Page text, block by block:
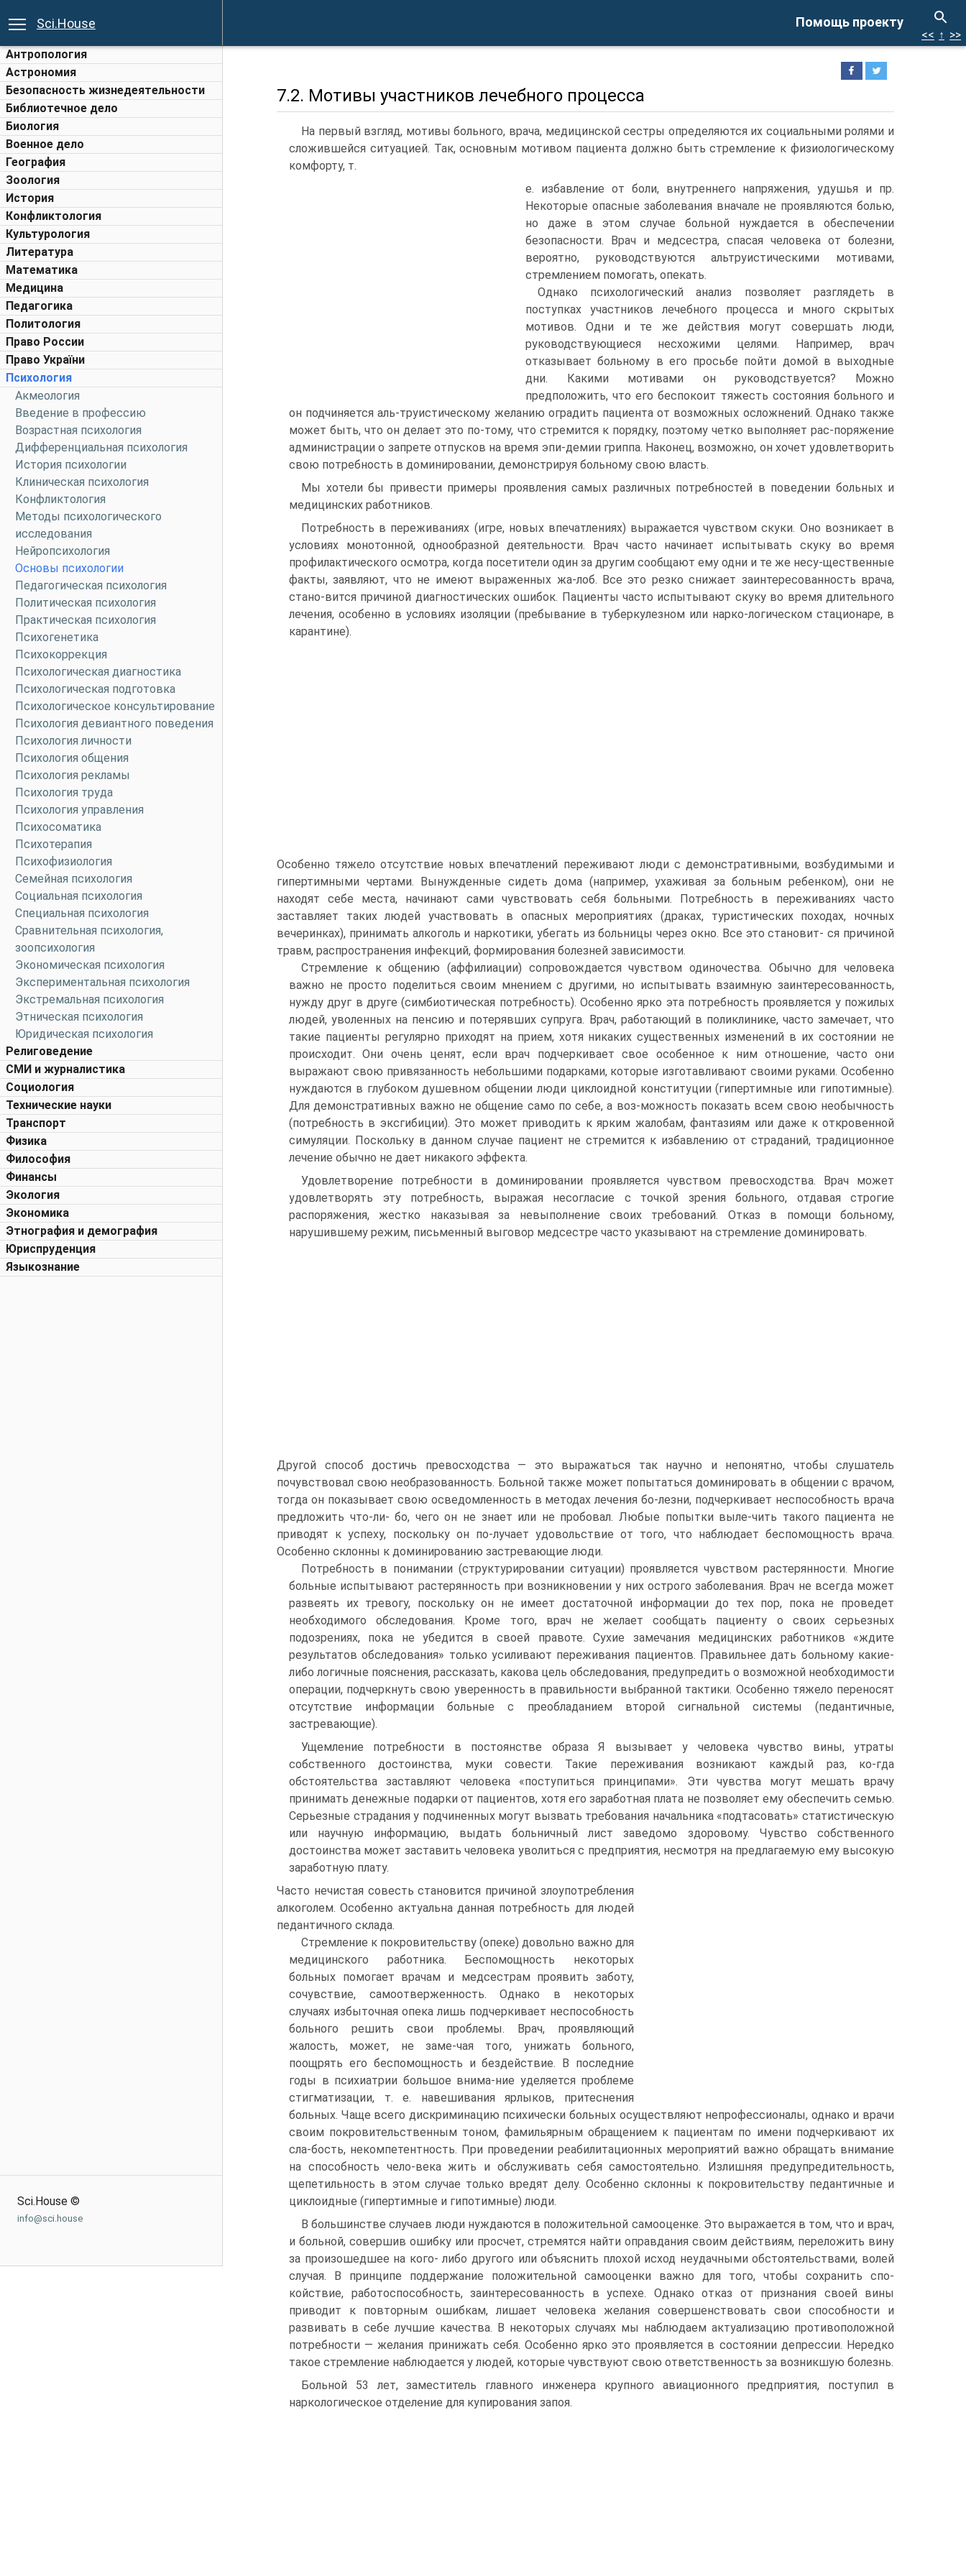
Помощь проекту
Sci.House
Антропология
Астрономия
Безопасность жизнедеятельности
Библиотечное дело
Биология
Военное дело
География
Зоология
История
Конфликтология
Культурология
Литература
Математика
Медицина
Педагогика
Политология
Право России
Право України
Психология
Акмеология
Введение в профессию
Возрастная психология
Дифференциальная психология
История психологии
Клиническая психология
Конфликтология
Методы психологического
исследования
Нейропсихология
Основы психологии
Педагогическая психология
Политическая психология
Практическая психология
Психогенетика
Психокоррекция
Психологическая диагностика
Психологическая подготовка
Психологическое консультирование
Психология девиантного поведения
Психология личности
Психология общения
Психология рекламы
Психология труда
Психология управления
Психосоматика
Психотерапия
Психофизиология
Семейная психология
Социальная психология
Специальная психология
Сравнительная психология,
зоопсихология
Экономическая психология
Экспериментальная психология
Экстремальная психология
Этническая психология
Юридическая психология
Религоведение
СМИ и журналистика
Социология
Технические науки
Транспорт
Физика
Философия
Финансы
Экология
Экономика
Этнография и демография
Юриспруденция
Языкознание
Sci.House ©
info@sci.house
<< ↑ >>
7.2. Мотивы участников лечебного процесса
На первый взгляд, мотивы больного, врача, медицинской сестры определяются их социальными ролями и
сложившейся ситуацией. Так, основным мотивом пациента должно быть стремление к физиологическому
комфорту, т.
е. избавление от боли, внутреннего напряжения, удушья и пр.
Некоторые опасные заболевания вначале не проявляются болью,
но даже в этом случае больной нуждается в обеспечении
безопасности. Врач и медсестра, спасая человека от болезни,
вероятно, руководствуются альтруистическими мотивами,
стремлением помогать, опекать.
Однако психологический анализ позволяет разглядеть в
поступках участников лечебного процесса и много скрытых
мотивов. Одни и те же действия могут совершать люди,
руководствующиеся несхожими целями. Например, врач
отказывает больному в его просьбе пойти домой в выходные
дни. Какими мотивами он руководствуется? Можно
предположить, что его беспокоит тяжесть состояния больного и
он подчиняется аль-труистическому желанию оградить пациента от возможных осложнений. Однако также
может быть, что он делает это по-тому, что стремится к порядку, поэтому четко выполняет рас-поряжение
администрации о запрете отпусков на время эпи-демии гриппа. Наконец, возможно, он хочет удовлетворить
свою потребность в доминировании, демонстрируя больному свою власть.
Мы хотели бы привести примеры проявления самых различных потребностей в поведении больных и
медицинских работников.
Потребность в переживаниях (игре, новых впечатлениях) выражается чувством скуки. Оно возникает в
условиях монотонной, однообразной деятельности. Врач часто начинает испытывать скуку во время
профилактического осмотра, когда посетители один за другим сообщают ему одни и те же несу-щественные
факты, заявляют, что не имеют выраженных жа-лоб. Все это резко снижает заинтересованность врача,
стано-вится причиной диагностических ошибок. Пациенты часто испытывают скуку во время длительного
лечения, особенно в условиях изоляции (пребывание в туберкулезном или нарко-логическом стационаре, в
карантине).
Особенно тяжело отсутствие новых впечатлений переживают люди с демонстративными, возбудимыми и
гипертимными чертами. Вынужденные сидеть дома (например, ухаживая за больным ребенком), они не
находят себе места, начинают сами чувствовать себя больными. Потребность в переживаниях часто
заставляет таких людей участвовать в опасных мероприятиях (драках, туристических походах, ночных
вечеринках), принимать алкоголь и наркотики, убегать из больницы через окно. Все это становит- ся причиной
травм, распространения инфекций, формирования болезней зависимости.
Стремление к общению (аффилиации) сопровождается чувством одиночества. Обычно для человека
важно не просто поделиться своим мнением с другими, но испытывать взаимную заинтересованность,
нужду друг в друге (симбиотическая потребность). Особенно ярко эта потребность проявляется у пожилых
людей, уволенных на пенсию и потерявших супруга. Врач, работающий в поликлинике, часто замечает, что
такие пациенты регулярно приходят на прием, хотя никаких существенных изменений в их состоянии не
происходит. Они очень ценят, если врач подчеркивает свое особенное к ним отношение, часто они
выражают свою привязанность небольшими подарками, которые изготавливают своими руками. Особенно
нуждаются в глубоком душевном общении люди циклоидной конституции (гипертимные или гипотимные).
Для демонстративных важно не общение само по себе, а воз-можность показать всем свою необычность
(потребность в эксгибиции). Это может приводить к ярким жалобам, фантазиям или даже к откровенной
симуляции. Поскольку в данном случае пациент не стремится к избавлению от страданий, традиционное
лечение обычно не дает никакого эффекта.
Удовлетворение потребности в доминировании проявляется чувством превосходства. Врач может
удовлетворять эту потребность, выражая несогласие с точкой зрения больного, отдавая строгие
распоряжения, жестко наказывая за невыполнение своих требований. Отказ в помощи больному,
нарушившему режим, письменный выговор медсестре часто указывают на стремление доминировать.
Другой способ достичь превосходства — это выражаться так научно и непонятно, чтобы слушатель
почувствовал свою необразованность. Больной также может попытаться доминировать в общении с врачом,
тогда он показывает свою осведомленность в методах лечения бо-лезни, подчеркивает неспособность врача
предложить что-ли- бо, чего он не знает или не пробовал. Любые попытки выле-чить такого пациента не
приводят к успеху, поскольку он по-лучает удовольствие от того, что наблюдает беспомощность врача.
Особенно склонны к доминированию застревающие люди.
Потребность в понимании (структурировании ситуации) проявляется чувством растерянности. Многие
больные испытывают растерянность при возникновении у них острого заболевания. Врач не всегда может
развеять их тревогу, поскольку он не имеет достаточной информации до тех пор, пока не проведет
необходимого обследования. Кроме того, врач не желает сообщать пациенту о своих серьезных
подозрениях, пока не убедится в своей правоте. Сухие замечания медицинских работников «ждите
результатов обследования» только усиливают переживания пациентов. Правильнее дать больному какие-
либо логичные пояснения, рассказать, какова цель обследования, предупредить о возможной необходимости
операции, подчеркнуть свою уверенность в правильности выбранной тактики. Особенно тяжело переносят
отсутствие информации больные с преобладанием второй сигнальной системы (педантичные,
застревающие).
Ущемление потребности в постоянстве образа Я вызывает у человека чувство вины, утраты
собственного достоинства, муки совести. Такие переживания возникают каждый раз, ко-гда
обстоятельства заставляют человека «поступиться принципами». Эти чувства могут мешать врачу
принимать денежные подарки от пациентов, хотя его заработная плата не позволяет ему обеспечить семью.
Серьезные страдания у подчиненных могут вызвать требования начальника «подтасовать» статистическую
или научную информацию, выдать больничный лист заведомо здоровому. Чувство собственного
достоинства может заставить человека уволиться с предприятия, несмотря на предлагаемую ему высокую
заработную плату.
Часто нечистая совесть становится причиной злоупотребления
алкоголем. Особенно актуальна данная потребность для людей
педантичного склада.
Стремление к покровительству (опеке) довольно важно для
медицинского работника. Беспомощность некоторых
больных помогает врачам и медсестрам проявить заботу,
сочувствие, самоотверженность. Однако в некоторых
случаях избыточная опека лишь подчеркивает неспособность
больного решить свои проблемы. Врач, проявляющий
жалость, может, не заме-чая того, унижать больного,
поощрять его беспомощность и бездействие. В последние
годы в психиатрии большое внима-ние уделяется проблеме
стигматизации, т. е. навешивания ярлыков, притеснения
больных. Чаще всего дискриминацию психически больных осуществляют непрофессионалы, однако и врачи
своим покровительственным тоном, фамильярным обращением к пациентам по имени подчеркивают их
сла-бость, некомпетентность. При проведении реабилитационных мероприятий важно обращать внимание
на способность чело-века жить и обслуживать себя самостоятельно. Излишняя предупредительность,
щепетильность в этом случае только вредят делу. Особенно склонны к покровительству педантичные и
циклоидные (гипертимные и гипотимные) люди.
В большинстве случаев люди нуждаются в положительной самооценке. Это выражается в том, что и врач,
и больной, совершив ошибку или просчет, стремятся найти оправдания своим действиям, переложить вину
за произошедшее на кого- либо другого или объяснить плохой исход неудачными обстоятельствами, волей
случая. В принципе поддержание положительной самооценки важно для того, чтобы сохранить спо-
койствие, работоспособность, заинтересованность в успехе. Однако отказ от признания своей вины
приводит к повторным ошибкам, лишает человека желания совершенствовать свои способности и
развивать в себе лучшие качества. В некоторых случаях мы наблюдаем актуализацию противоположной
потребности — желания принижать себя. Особенно ярко это проявляется в состоянии депрессии. Нередко
такое стремление наблюдается у людей, которые чувствуют свою ответственность за возникшую болезнь.
Больной 53 лет, заместитель главного инженера крупного авиационного предприятия, поступил в
наркологическое отделение для купирования запоя.